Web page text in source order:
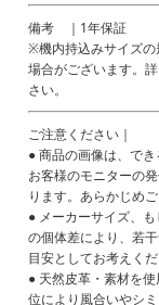
備考 ｜1年保証
※機内持込みサイズの
場合がございます。
さい。
ご注意ください｜
● 商品の画像は、で
お客様のモニターの
ります。あらかじめご
● メーカーサイズ、
の個体差により、若
目安としてお考えくだ
● 天然皮革・素材を
位により風合いやシ